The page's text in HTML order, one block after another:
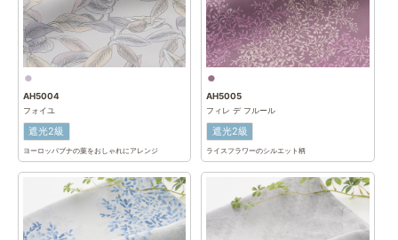
AH5004
フォイユ
遮光2級
ヨーロッパブナの葉をおしゃれにアレンジ
AH5005
フィレ デ フルール
遮光2級
ライスフラワーのシルエット柄